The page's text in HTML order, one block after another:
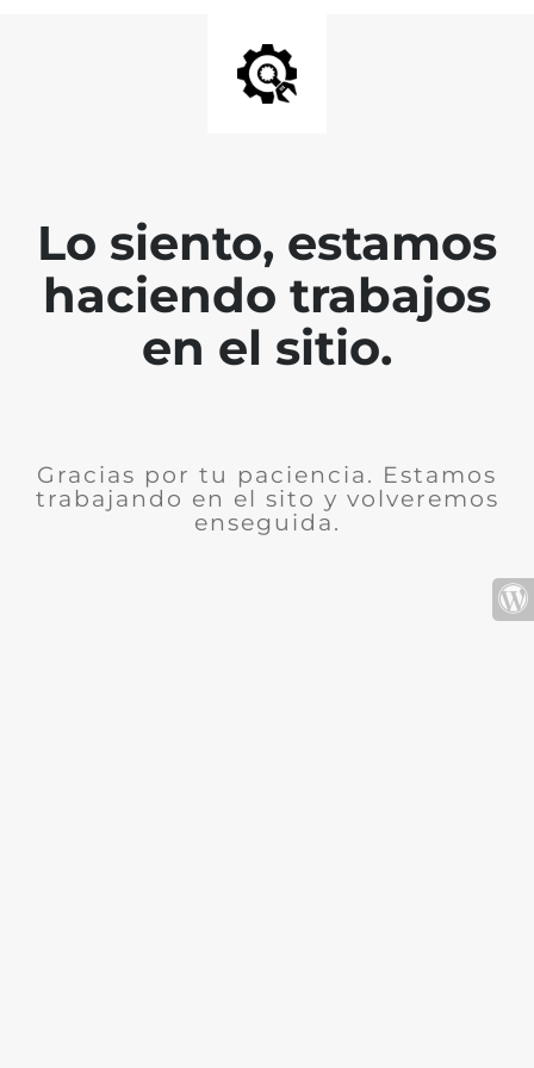
Lo siento, estamos
haciendo trabajos
en el sitio.
Gracias por tu paciencia. Estamos
trabajando en el sito y volveremos
enseguida.